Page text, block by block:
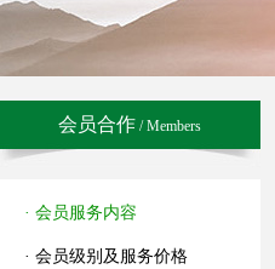
会员合作 / Members
· 会员服务内容
· 会员级别及服务价格